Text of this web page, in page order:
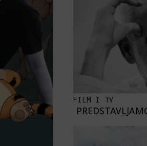
FILM I TV